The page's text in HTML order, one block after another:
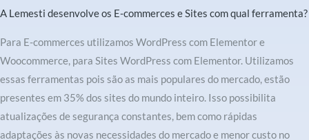
A Lemesti desenvolve os E-commerces e Sites com qual ferramenta?
Para E-commerces utilizamos WordPress com Elementor e
Woocommerce, para Sites WordPress com Elementor. Utilizamos
essas ferramentas pois são as mais populares do mercado, estão
presentes em 35% dos sites do mundo inteiro. Isso possibilita
atualizações de segurança constantes, bem como rápidas
adaptações às novas necessidades do mercado e menor custo no